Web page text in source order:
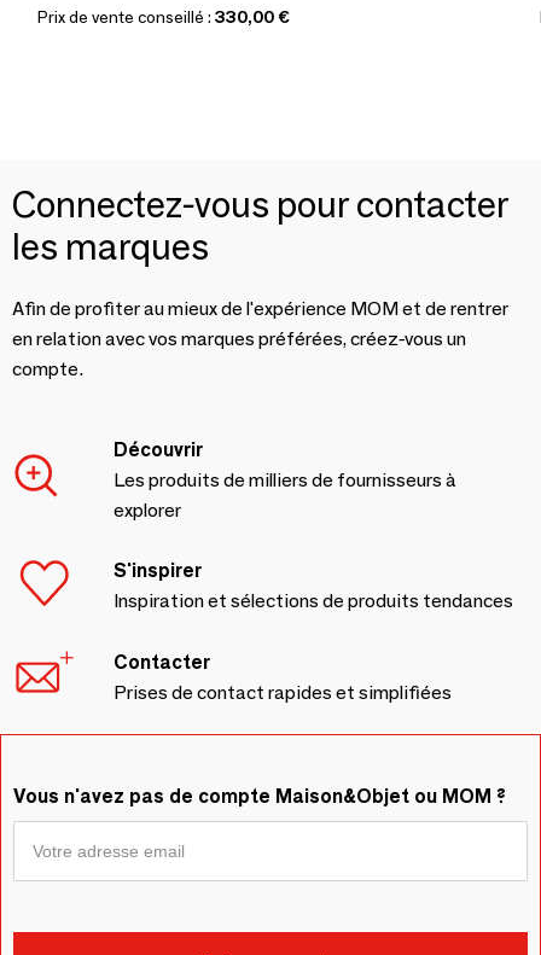
Prix de vente conseillé : 330,00 €
Connectez-vous pour contacter
les marques
Afin de profiter au mieux de l'expérience MOM et de rentrer
en relation avec vos marques préférées, créez-vous un
compte.
Découvrir
Les produits de milliers de fournisseurs à
explorer
S'inspirer
Inspiration et sélections de produits tendances
Contacter
Prises de contact rapides et simplifiées
Vous n'avez pas de compte Maison&Objet ou MOM ?